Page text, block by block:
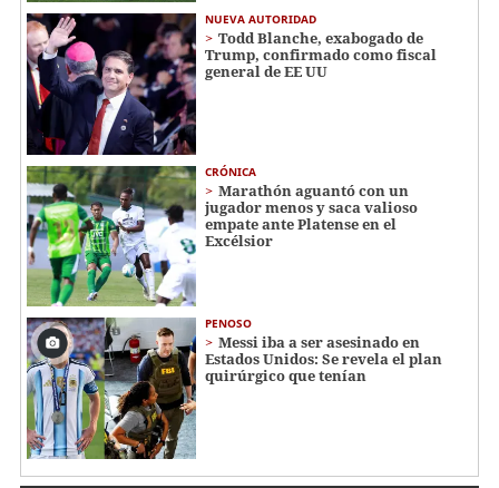
NUEVA AUTORIDAD
Todd Blanche, exabogado de
Trump, confirmado como fiscal
general de EE UU
CRÓNICA
Marathón aguantó con un
jugador menos y saca valioso
empate ante Platense en el
Excélsior
PENOSO
Messi iba a ser asesinado en
Estados Unidos: Se revela el plan
quirúrgico que tenían